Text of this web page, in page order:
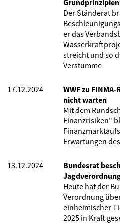
Der Ständerat
er das
streicht und so
Verstumme
17.12.2024
WWF zu
nicht warten
Mit dem
Finanzrisiken"
Erwartungen
13.12.2024
Bundesrat
Heute hat der
Verordnung
einheimischer
2025 in Kraft